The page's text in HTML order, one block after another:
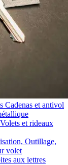
Cadenas et antivol
Volets et rideaux
Outillage,
volet
aux lettres